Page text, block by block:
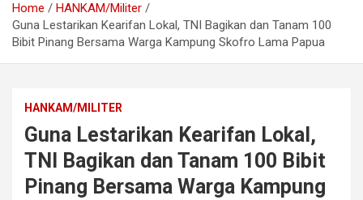
Home
HANKAM/Militer
Guna Lestarikan Kearifan Lokal, TNI Bagikan dan Tanam 100
Bibit Pinang Bersama Warga Kampung Skofro Lama Papua
HANKAM/MILITER
Guna Lestarikan Kearifan Lokal,
TNI Bagikan dan Tanam 100 Bibit
Pinang Bersama Warga Kampung